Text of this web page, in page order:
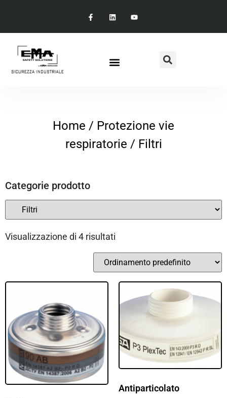
Home / Protezione vie
respiratorie / Filtri
Categorie prodotto
Visualizzazione di 4 risultati
Antiparticolato